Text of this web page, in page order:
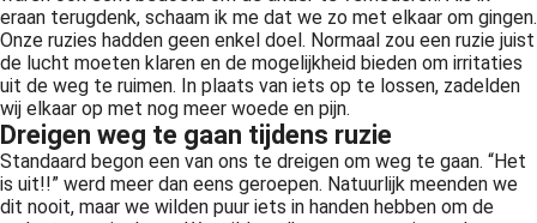
eraan terugdenk, schaam ik me dat we zo met elkaar om gingen.
Onze ruzies hadden geen enkel doel. Normaal zou een ruzie juist
de lucht moeten klaren en de mogelijkheid bieden om irritaties
uit de weg te ruimen. In plaats van iets op te lossen, zadelden
wij elkaar op met nog meer woede en pijn.
Dreigen weg te gaan tijdens ruzie
Standaard begon een van ons te dreigen om weg te gaan. “Het
is uit!!” werd meer dan eens geroepen. Natuurlijk meenden we
dit nooit, maar we wilden puur iets in handen hebben om de